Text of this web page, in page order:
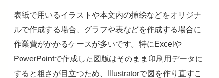
表紙で用いるイラストや本文内の挿絵などをオリジナ
ルで作成する場合、グラフや表などを作成する場合に
作業費がかかるケースが多いです。特にExcelや
PowerPointで作成した図版はそのまま印刷用データに
すると粗さが目立つため、Illustratorで図を作り直すこ